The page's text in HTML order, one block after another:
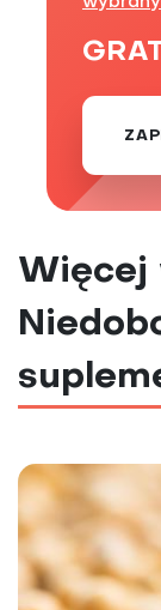
Więcej